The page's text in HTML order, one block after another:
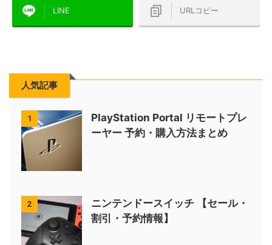
LINE URLコピー
人気記事
1
PlayStation Portal リモートプレ
ーヤー 予約・購入方法まとめ
2
ニンテンドースイッチ 【セール・
割引・予約情報】